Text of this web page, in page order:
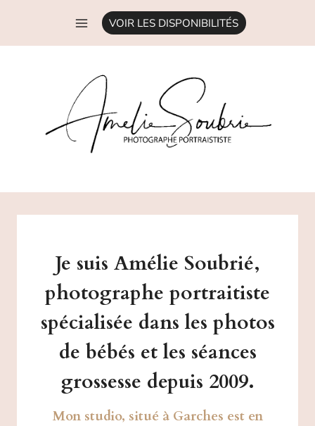
contenu
VOIR LES DISPONIBILITÉS
Je suis Amélie Soubrié,
photographe portraitiste
spécialisée dans les photos
de bébés et les séances
grossesse depuis 2009.
Mon studio, situé à Garches est en